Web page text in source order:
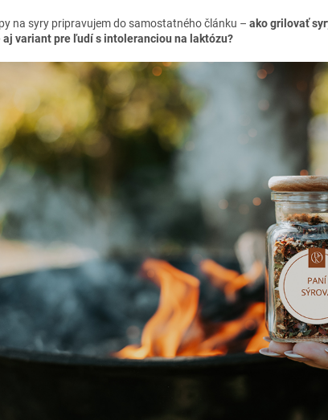
na syry pripravujem do samostatného článku – ako grilovať
aj variant pre ľudí s intoleranciou na laktózu?